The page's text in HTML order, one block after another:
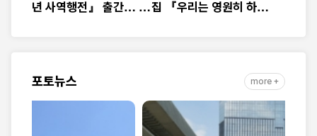
년 사역행전』 출간… 교집 『우리는 영원히 하
포토뉴스 more +